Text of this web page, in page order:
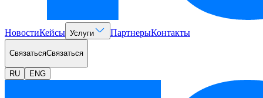
НовостиКейсы Услуги ПартнерыКонтакты
СвязатьсяСвязаться
RU ENG